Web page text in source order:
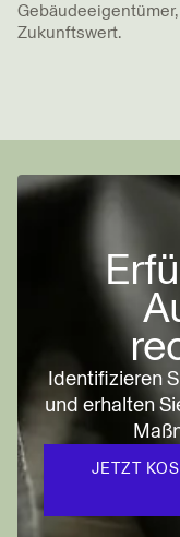
Zukunftswert.
Identifizieren
und erhalten
JETZT